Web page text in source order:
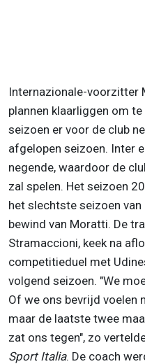
Internazionale-
plannen klaarliggen om
seizoen er voor de club
afgelopen seizoen. Inter
negende, waardoor de
zal spelen. Het seizoen
het slechtste seizoen
bewind van Moratti. De
Stramaccioni, keek na
competitieduel met
volgend seizoen. "We
Of we ons bevrijd voelen
maar de laatste twee
zat ons tegen", zo
Sport Italia. De coach